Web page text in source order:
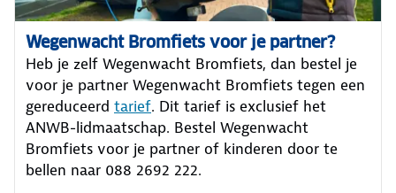
Wegenwacht Bromfiets voor je partner?
Heb je zelf Wegenwacht Bromfiets, dan bestel je
voor je partner Wegenwacht Bromfiets tegen een
gereduceerd tarief. Dit tarief is exclusief het
ANWB-lidmaatschap. Bestel Wegenwacht
Bromfiets voor je partner of kinderen door te
bellen naar 088 2692 222.